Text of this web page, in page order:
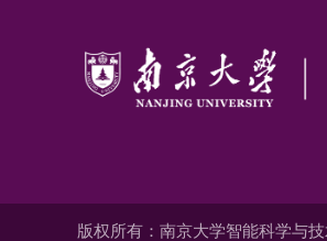
版权所有：南京大学智能科学与